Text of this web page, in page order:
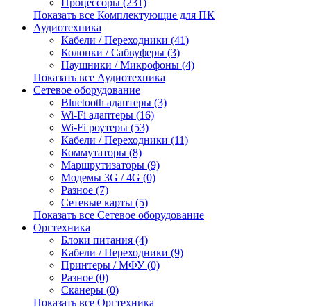
Процессоры (231)
Показать все Комплектующие для ПК
Аудиотехника
Кабели / Переходники (41)
Колонки / Сабвуферы (3)
Наушники / Микрофоны (4)
Показать все Аудиотехника
Сетевое оборудование
Bluetooth адаптеры (3)
Wi-Fi адаптеры (16)
Wi-Fi роутеры (53)
Кабели / Переходники (11)
Коммутаторы (8)
Маршрутизаторы (9)
Модемы 3G / 4G (0)
Разное (7)
Сетевые карты (5)
Показать все Сетевое оборудование
Оргтехника
Блоки питания (4)
Кабели / Переходники (9)
Принтеры / МФУ (0)
Разное (0)
Сканеры (0)
Показать все Оргтехника